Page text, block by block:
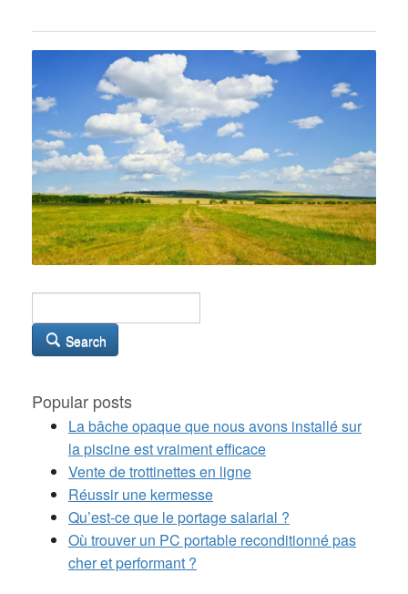
Search
Popular posts
La bâche opaque que nous avons installé sur
la piscine est vraiment efficace
Vente de trottinettes en ligne
Réussir une kermesse
Qu’est-ce que le portage salarial ?
Où trouver un PC portable reconditionné pas
cher et performant ?